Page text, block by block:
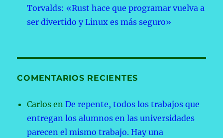
Torvalds: «Rust hace que programar vuelva a
ser divertido y Linux es más seguro»
COMENTARIOS RECIENTES
Carlos enDe repente, todos los trabajos que
entregan los alumnos en las universidades
parecen el mismo trabajo. Hay una